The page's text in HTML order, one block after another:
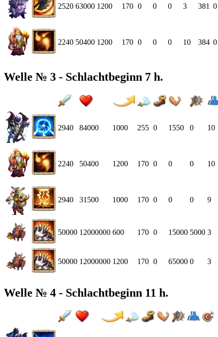
2520 63000 1200 170 0 0 0 3 381 0
2240 50400 1200 170 0 0 0 10 384 0
Welle № 3 - Schlachtbeginn 7 h.
2940 84000 1000 255 0 1550 0 10
2240 50400 1200 170 0 0 0 10
2940 31500 1000 170 0 0 0 9
50000 12000000 600 170 0 15000 5000 3
50000 12000000 1200 170 0 65000 0 3
Welle № 4 - Schlachtbeginn 11 h.